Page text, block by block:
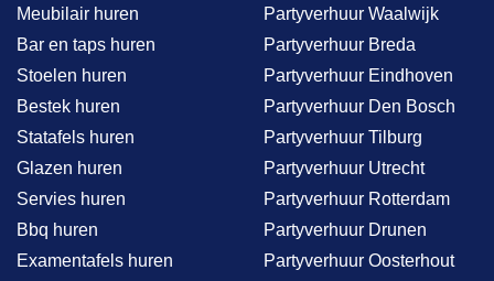
Meubilair huren
Bar en taps huren
Stoelen huren
Bestek huren
Statafels huren
Glazen huren
Servies huren
Bbq huren
Examentafels huren
Partyverhuur Waalwijk
Partyverhuur Breda
Partyverhuur Eindhoven
Partyverhuur Den Bosch
Partyverhuur Tilburg
Partyverhuur Utrecht
Partyverhuur Rotterdam
Partyverhuur Drunen
Partyverhuur Oosterhout